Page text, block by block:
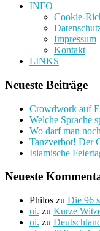
INFO
Cookie-
Impressum
Kontakt
LINKS
Neueste Beiträge
Crowdwork auf
Welche Sprache
Wo darf man
Tanzverbot! Der
Islamische
Neueste
Philos zu Die 96
ui. zu Kurze
ui. zu